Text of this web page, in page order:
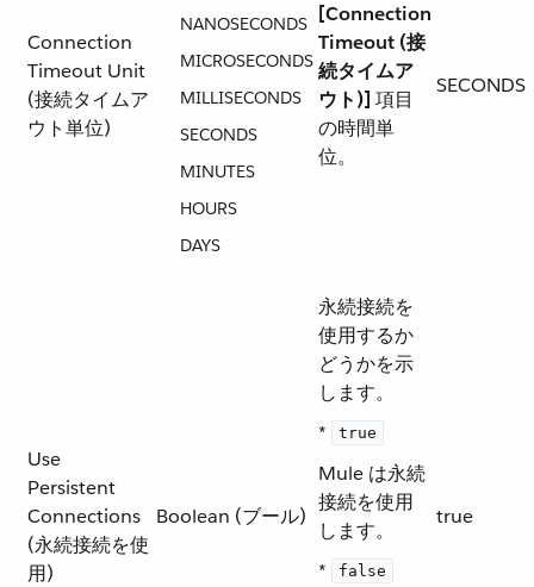
Connection
Timeout Unit
(接続タイムア
ウト単位)
NANOSECONDS
MICROSECONDS
MILLISECONDS
SECONDS
MINUTES
HOURS
DAYS
[Connection
Timeout (接
続タイムア
ウト)] ​ 項目
の時間単
位。
SECONDS
Use
Persistent
Connections
(永続接続を使
用)
Boolean (ブール)
永続接続を
使用するか
どうかを示
します。
*
true
Mule は永続
接続を使用
します。
*
false
true